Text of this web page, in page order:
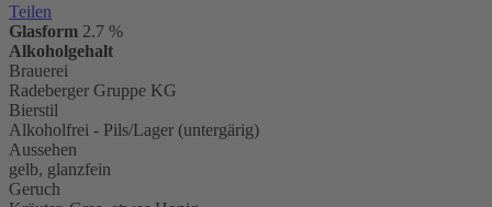
Teilen
Glasform 2.7 %
Alkoholgehalt
Brauerei
Radeberger Gruppe KG
Bierstil
Alkoholfrei - Pils/Lager (untergärig)
Aussehen
gelb, glanzfein
Geruch